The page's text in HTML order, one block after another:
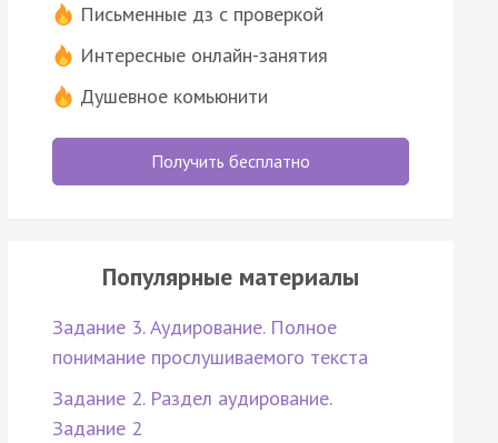
Письменные дз с проверкой
Интересные онлайн-занятия
Душевное комьюнити
Получить бесплатно
Популярные материалы
Задание 3. Аудирование. Полное
понимание прослушиваемого текста
Задание 2. Раздел аудирование.
Задание 2